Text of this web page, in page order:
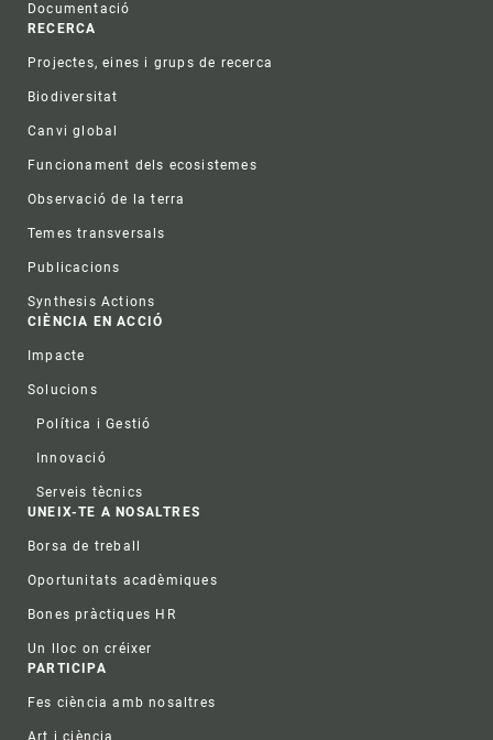
Documentació
RECERCA
Projectes, eines i grups de recerca
Biodiversitat
Canvi global
Funcionament dels ecosistemes
Observació de la terra
Temes transversals
Publicacions
Synthesis Actions
CIÈNCIA EN ACCIÓ
Impacte
Solucions
Política i Gestió
Innovació
Serveis tècnics
UNEIX-TE A NOSALTRES
Borsa de treball
Oportunitats acadèmiques
Bones pràctiques HR
Un lloc on créixer
PARTICIPA
Fes ciència amb nosaltres
Art i ciència